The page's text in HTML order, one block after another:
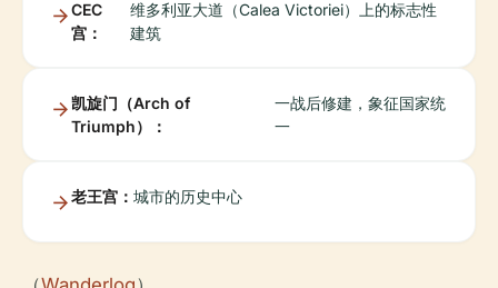
CEC
宫：
维多利亚大道（Calea Victoriei）上的标志性
建筑
凯旋门（Arch of
Triumph）：
一战后修建，象征国家统
一
老王宫： 城市的历史中心